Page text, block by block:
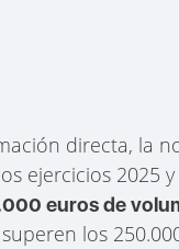
directa, la
ejercicios 2025 y
euros de
los